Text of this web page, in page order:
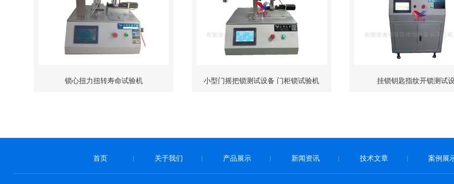
锁心扭力扭转寿命试验机 小型门摇把锁测试设备 门柜锁试验机 挂锁钥匙指纹开锁测试
首页 关于我们 产品展示 新闻资讯 技术文章 案例展